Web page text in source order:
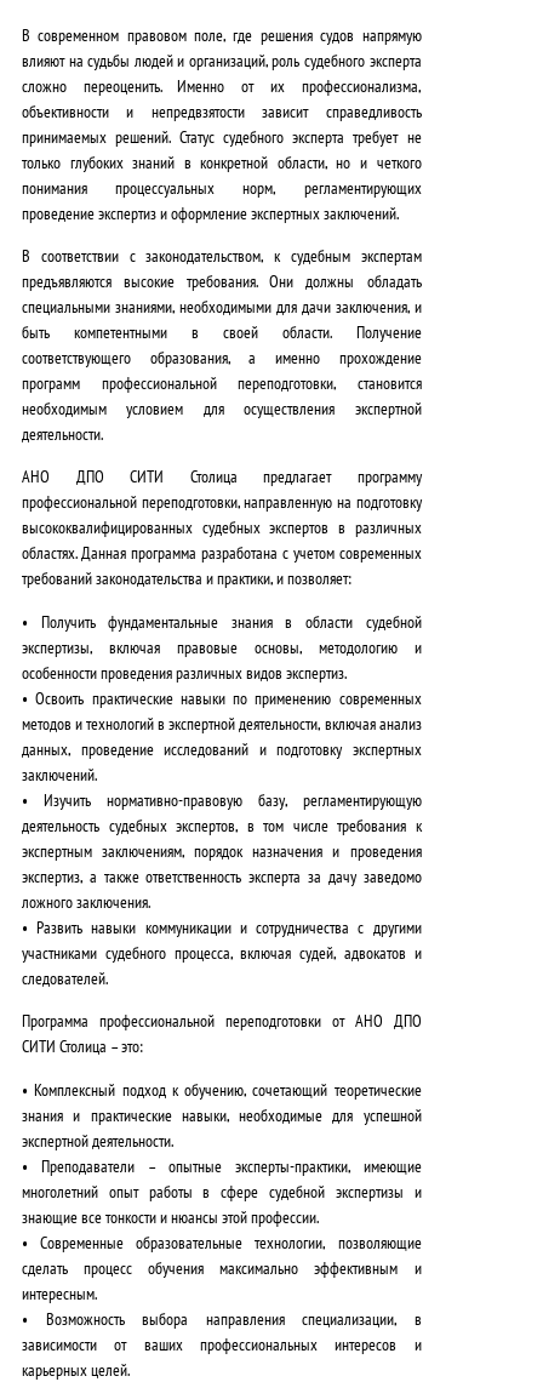
0
,
0
0
₽
.
В современном правовом поле, где решения судов напрямую
влияют на судьбы людей и организаций, роль судебного эксперта
сложно переоценить. Именно от их профессионализма,
объективности и непредвзятости зависит справедливость
принимаемых решений. Статус судебного эксперта требует не
только глубоких знаний в конкретной области, но и четкого
понимания процессуальных норм, регламентирующих
проведение экспертиз и оформление экспертных заключений.
В соответствии с законодательством, к судебным экспертам
предъявляются высокие требования. Они должны обладать
специальными знаниями, необходимыми для дачи заключения, и
быть компетентными в своей области. Получение
соответствующего образования, а именно прохождение
программ профессиональной переподготовки, становится
необходимым условием для осуществления экспертной
деятельности.
АНО ДПО СИТИ Столица предлагает программу
профессиональной переподготовки, направленную на подготовку
высококвалифицированных судебных экспертов в различных
областях. Данная программа разработана с учетом современных
требований законодательства и практики, и позволяет:
• Получить фундаментальные знанияв области судебной
экспертизы, включая правовые основы, методологию и
особенности проведения различных видов экспертиз.
•Освоить практические навыкипо применению современных
методов и технологий в экспертной деятельности, включая анализ
данных, проведение исследований и подготовку экспертных
заключений.
• Изучить нормативно-правовую базу, регламентирующую
деятельность судебных экспертов, в том числе требования к
экспертным заключениям, порядок назначения и проведения
экспертиз, а также ответственность эксперта за дачу заведомо
ложного заключения.
•Развить навыки коммуникации и сотрудничества с другими
участниками судебного процесса, включая судей, адвокатов и
следователей.
Программа профессиональной переподготовки от АНО ДПО
СИТИ Столица – это:
•Комплексный подход к обучению, сочетающий теоретические
знания и практические навыки, необходимые для успешной
экспертной деятельности.
• Преподаватели – опытные эксперты-практики, имеющие
многолетний опыт работы в сфере судебной экспертизы и
знающие все тонкости и нюансы этой профессии.
•Современные образовательные технологии, позволяющие
сделать процесс обучения максимально эффективным и
интересным.
• Возможность выбора направления специализации, в
зависимости от ваших профессиональных интересов и
карьерных целей.